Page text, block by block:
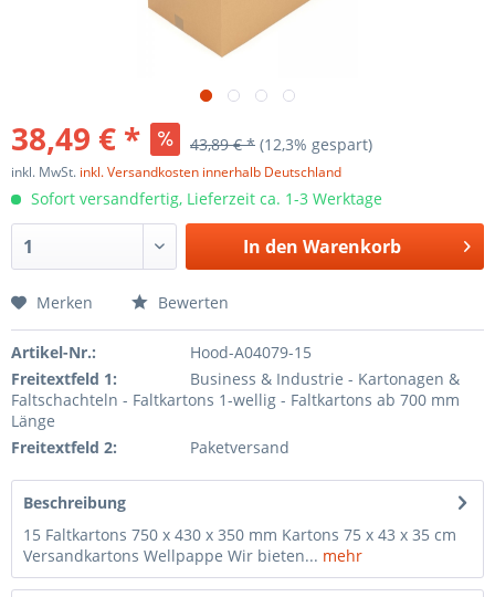
38,49 € * 43,89 € * (12,3% gespart)
inkl. MwSt. inkl. Versandkosten innerhalb Deutschland
Sofort versandfertig, Lieferzeit ca. 1-3 Werktage
In den Warenkorb
Merken Bewerten
Artikel-Nr.:
Hood-A04079-15
Freitextfeld 1:
Business & Industrie - Kartonagen &
Faltschachteln - Faltkartons 1-wellig - Faltkartons ab 700 mm
Länge
Freitextfeld 2:
Paketversand
Beschreibung
15 Faltkartons 750 x 430 x 350 mm Kartons 75 x 43 x 35 cm
Versandkartons Wellpappe Wir bieten... mehr